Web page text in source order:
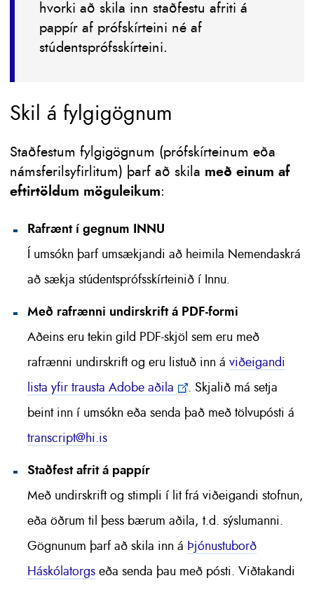
hvorki að skila inn staðfestu afriti á
pappír af prófskírteini né af
stúdentsprófsskírteini.
Skil á fylgigögnum
Staðfestum fylgigögnum (prófskírteinum eða
námsferilsyfirlitum) þarf að skila með einum af
eftirtöldum möguleikum:
Rafrænt í gegnum INNU
Í umsókn þarf umsækjandi að heimila Nemendaskrá
að sækja stúdentsprófsskírteinið í Innu.
Með rafrænni undirskrift á PDF-formi
Aðeins eru tekin gild PDF-skjöl sem eru með
rafrænni undirskrift og eru listuð inn áviðeigandi
lista yfir trausta Adobe aðila
. Skjalið má setja
beint inn í umsókn eða senda það með tölvupósti á
transcript@hi.is
Staðfest afrit á pappír
Með undirskrift og stimpli í lit frá viðeigandi stofnun,
eða öðrum til þess bærum aðila, t.d. sýslumanni.
Gögnunum þarf að skila inn á Þjónustuborð
Háskólatorgs eða senda þau með pósti. Viðtakandi